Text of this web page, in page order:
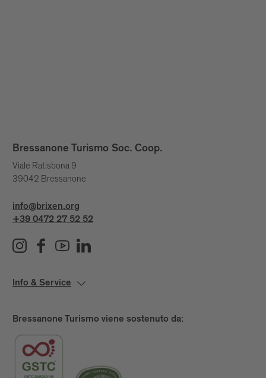
Bressanone Turismo Soc. Coop.
Viale Ratisbona 9
39042 Bressanone
info@brixen.org
+39 0472 27 52 52
Info & Service
Bressanone Turismo viene sostenuto da: